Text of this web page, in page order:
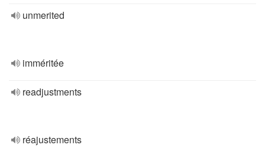
unmerited
imméritée
readjustments
réajustements